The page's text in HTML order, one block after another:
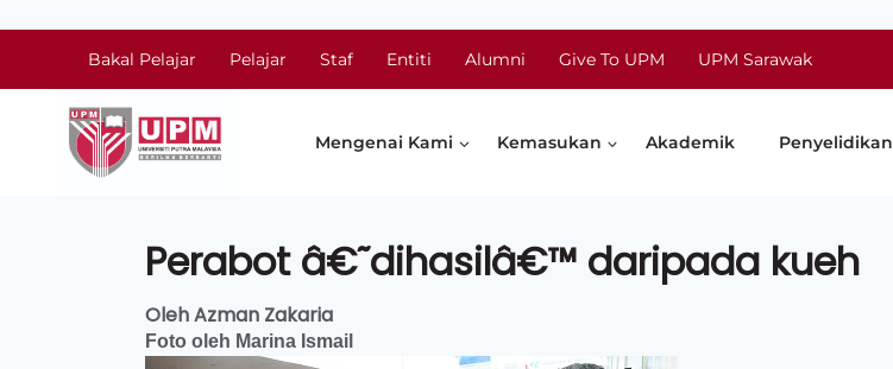
Bakal Pelajar Pelajar Staf Entiti Alumni Give To UPM UPM Sarawak
Mengenai Kami Kemasukan Akademik Penyelidikan
Perabot â€˜dihasilâ€™ daripada kueh
Oleh Azman Zakaria
Foto oleh Marina Ismail